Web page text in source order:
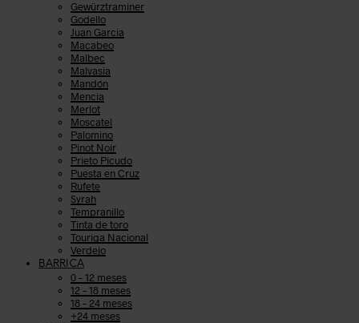
Gewürztraminer
Godello
Juan Garcia
Macabeo
Malbec
Malvasia
Mandón
Mencia
Merlot
Moscatel
Palomino
Pinot Noir
Prieto Picudo
Puesta en Cruz
Rufete
Syrah
Tempranillo
Tinta de toro
Touriga Nacional
Verdejo
BARRICA
0 – 12 meses
12 – 18 meses
18 – 24 meses
+24 meses